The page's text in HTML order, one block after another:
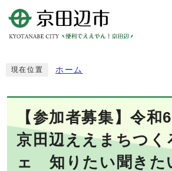
現在位置 ホーム
【参加者募集】令和
京田辺ええまちつく
ェ 知りたい聞きた